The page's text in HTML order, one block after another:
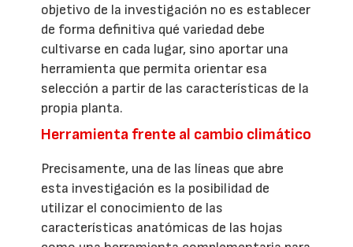
objetivo de la investigación no es establecer
de forma definitiva qué variedad debe
cultivarse en cada lugar, sino aportar una
herramienta que permita orientar esa
selección a partir de las características de la
propia planta.
Herramienta frente al cambio climático
Precisamente, una de las líneas que abre
esta investigación es la posibilidad de
utilizar el conocimiento de las
características anatómicas de las hojas